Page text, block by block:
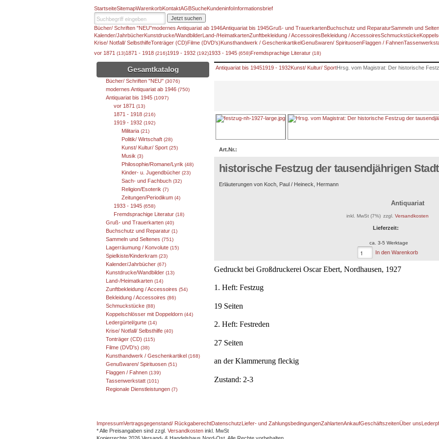
StartseiteSitemapWarenkorbKontaktAGBSucheKundeninfoInformationsbrief
Jetzt suchen
Bücher/ Schriften "NEU"modernes Antiquariat ab 1946Antiquariat bis 1945Gruß- und TrauerkartenBuchschutz und ReparaturSammeln und
Kalender/JahrbücherKunstdrucke/Wandbilder Land-/HeimatkartenZunftbekleidung / Accessoires Bekleidung / AccessoiresSchmuckstücke
Krise/ Notfall/ SelbsthilfeTonträger (CD) Filme (DVD's) Kunsthandwerk / GeschenkartikelGenußwaren/ SpirituosenFlaggen / Fahnen
vor 1871 (13)1871 - 1918 (216)1919 - 1932 (192)1933 - 1945 (658)Fremdsprachige Literatur (18)
Gesamtkatalog
Bücher/ Schriften "NEU" (3076)
modernes Antiquariat ab 1946 (750)
Antiquariat bis 1945 (1097)
vor 1871 (13)
1871 - 1918 (216)
1919 - 1932 (192)
Militaria (21)
Politik/ Wirtschaft (28)
Kunst/ Kultur/ Sport (25)
Musik (3)
Philosophie/Romane/Lyrik (48)
Kinder- u. Jugendbücher (23)
Sach- und Fachbuch (32)
Religion/Esoterik (7)
Zeitungen/Periodikum (4)
1933 - 1945 (658)
Fremdsprachige Literatur (18)
Gruß- und Trauerkarten (40)
Buchschutz und Reparatur (1)
Sammeln und Seltenes (751)
Lagerräumung / Konvolute (15)
Spielkiste/Kinderkram (23)
Kalender/Jahrbücher (67)
Kunstdrucke/Wandbilder (13)
Land-/Heimatkarten (14)
Zunftbekleidung / Accessoires (54)
Bekleidung / Accessoires (86)
Schmuckstücke (88)
Koppelschlösser mit Doppeldorn (44)
Ledergürtel/gurte (14)
Krise/ Notfall/ Selbsthilfe (40)
Tonträger (CD) (115)
Filme (DVD's) (38)
Kunsthandwerk / Geschenkartikel (168)
Genußwaren/ Spirituosen (51)
Flaggen / Fahnen (139)
Tassenwerkstatt (101)
Regionale Dienstleistungen (7)
Antiquariat bis 19451919 - 1932Kunst/ Kultur/ SportHrsg. vom Magistrat: Der historische
Art.Nr.:
historische Festzug der tausendjährigen
Erläuterungen von Koch, Paul / Heineck, Hermann
Antiquariat
inkl. MwSt (7%) zzgl. Versandkosten
Lieferzeit:
ca. 3-5 Werktage
In den Warenkorb
Gedruckt bei Großdruckerei Oscar Ebert, Nordhausen, 1927
1. Heft: Festzug
19 Seiten
2. Heft: Festreden
27 Seiten
an der Klammerung fleckig
Zustand: 2-3
ImpressumVertragsgegenstand/ RückgaberechtDatenschutz Liefer- und ZahlungsbedingungenZahlartenAnkaufGeschäftszeitenÜber uns
* Alle Preisangaben sind zzgl. Versandkosten inkl. MwSt